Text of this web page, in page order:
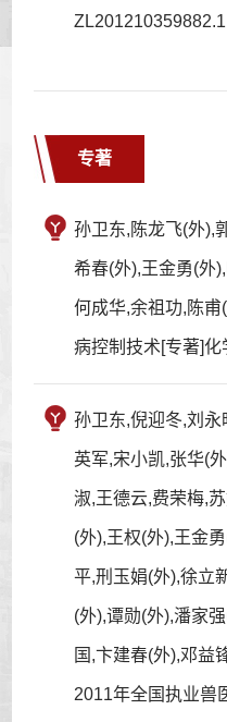
专著
孙卫东,陈龙飞(外),
希春(外),王金勇(外
何成华,余祖功,陈
病控制技术[专著]
孙卫东,倪迎冬,刘永
英军,宋小凯,张华(
淑,王德云,费荣梅,
(外),王权(外),王金
平,刑玉娟(外),徐立
(外),谭勋(外),潘家
国,卞建春(外),邓益
2011年全国执业兽